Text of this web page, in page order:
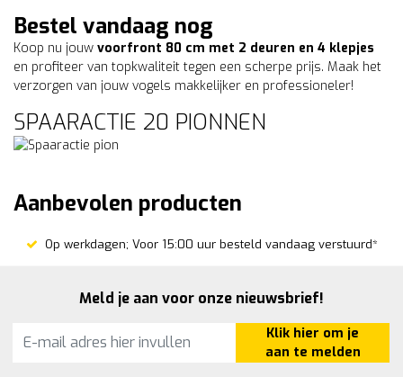
Bestel vandaag nog
Koop nu jouw voorfront 80 cm met 2 deuren en 4 klepjes
en profiteer van topkwaliteit tegen een scherpe prijs. Maak het
verzorgen van jouw vogels makkelijker en professioneler!
SPAARACTIE 20 PIONNEN
Aanbevolen producten
Op werkdagen; Voor 15:00 uur besteld vandaag verstuurd*
Meld je aan voor onze nieuwsbrief!
Klik hier om je
aan te melden